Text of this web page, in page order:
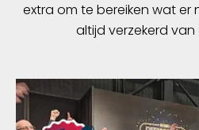
extra om te bereiken wat er
altijd verzekerd